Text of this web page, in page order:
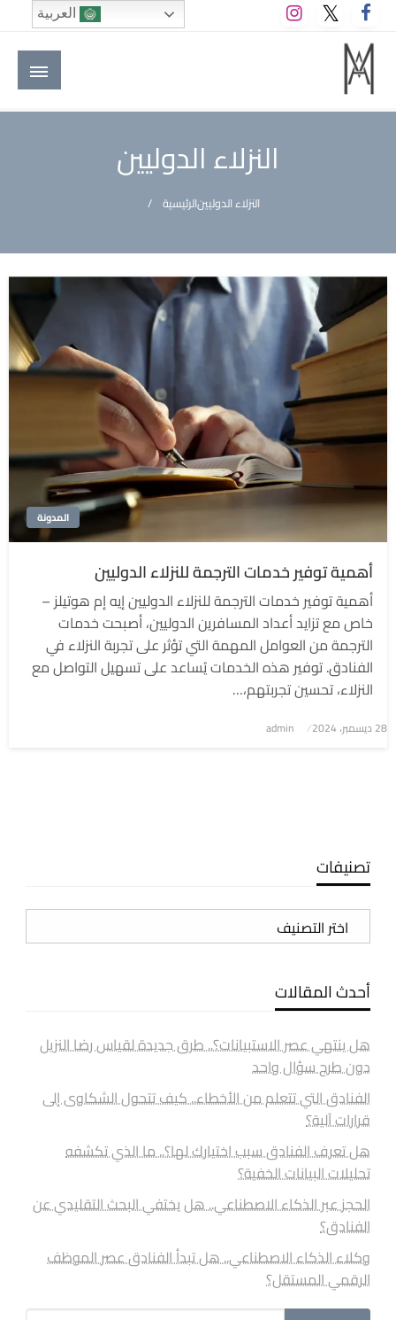
التخطي
إلى
المحتوى
M A hotels | إم ايه هوتيلز
الموقع الأول للعاملين في الفنادق في العالم العربي
النزلاء الدوليين
الرئيسيةالنزلاء الدوليين
المدونة
أهمية توفير خدمات الترجمة للنزلاء الدوليين
أهمية توفير خدمات الترجمة للنزلاء الدوليين إيه إم هوتيلز –
خاص مع تزايد أعداد المسافرين الدوليين، أصبحت خدمات
الترجمة من العوامل المهمة التي تؤثر على تجربة النزلاء في
الفنادق. توفير هذه الخدمات يُساعد على تسهيل التواصل مع
النزلاء، تحسين تجربتهم،…
نُشر
28 ديسمبر، 2024 admin
تصنيفات
تصنيفات
أحدث المقالات
هل ينتهي عصر الاستبيانات؟.. طرق جديدة لقياس رضا النزيل
دون طرح سؤال واحد
الفنادق التي تتعلم من الأخطاء.. كيف تتحول الشكاوى إلى
قرارات آلية؟
هل تعرف الفنادق سبب اختيارك لها؟.. ما الذي تكشفه
تحليلات البيانات الخفية؟
الحجز عبر الذكاء الاصطناعي.. هل يختفي البحث التقليدي عن
الفنادق؟
وكلاء الذكاء الاصطناعي.. هل تبدأ الفنادق عصر الموظف
الرقمي المستقل؟
العربية